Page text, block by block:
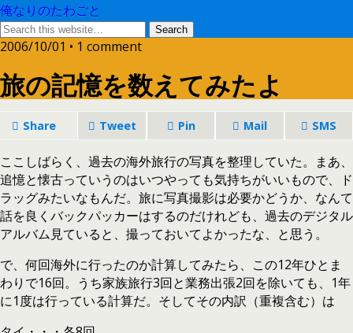
俺なりのたわごと
2006/10/01 • 1 comment
旅の記憶を数えてみたよ
Share Tweet Pin Mail SMS
ここしばらく、過去の海外旅行の写真を整理していた。まあ、
追憶と懐古っていうのはいつやっても気持ちがいいもので、ド
ラッグみたいなもんだ。旅に写真撮影は必要かどうか、なんて
話を良くバックパッカーはするのだけれども、過去のデジタル
アルバム見ていると、撮っておいてよかったな、と思う。
で、何回海外に行ったのか計算してみたら、この12年ひとま
わりで16回。うち家族旅行3回と業務出張2回を除いても、1年
に1度は行っている計算だ。そしてその内訳（重複含む）は